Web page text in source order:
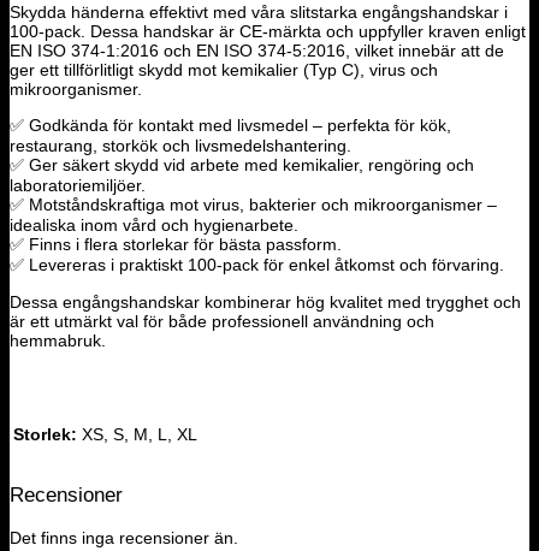
Skydda händerna effektivt med våra slitstarka engångshandskar i
100-pack. Dessa handskar är CE-märkta och uppfyller kraven enligt
EN ISO 374-1:2016 och EN ISO 374-5:2016, vilket innebär att de
ger ett tillförlitligt skydd mot kemikalier (Typ C), virus och
mikroorganismer.
✅ Godkända för kontakt med livsmedel – perfekta för kök,
restaurang, storkök och livsmedelshantering.
✅ Ger säkert skydd vid arbete med kemikalier, rengöring och
laboratoriemiljöer.
✅ Motståndskraftiga mot virus, bakterier och mikroorganismer –
idealiska inom vård och hygienarbete.
✅ Finns i flera storlekar för bästa passform.
✅ Levereras i praktiskt 100-pack för enkel åtkomst och förvaring.
Dessa engångshandskar kombinerar hög kvalitet med trygghet och
är ett utmärkt val för både professionell användning och
hemmabruk.
Storlek: XS, S, M, L, XL
Recensioner
Det finns inga recensioner än.